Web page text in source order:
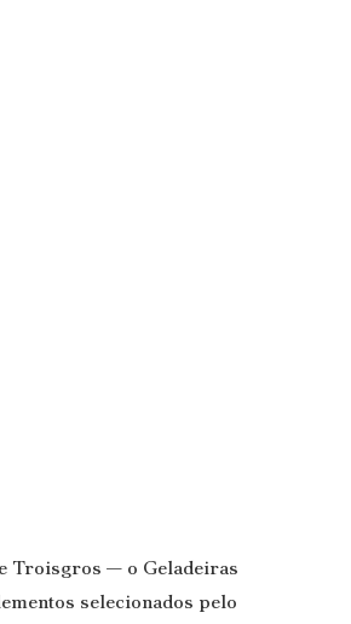
Troisgros — o Geladeiras
selecionados pelo